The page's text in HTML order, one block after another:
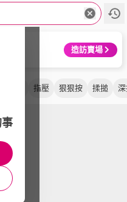
造訪賣場
指壓 狠狠按 揉搥